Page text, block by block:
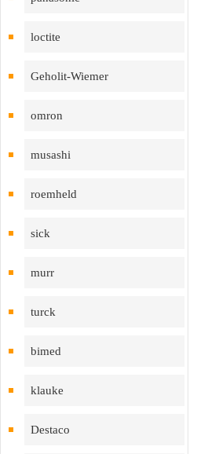
loctite
Geholit-Wiemer
omron
musashi
roemheld
sick
murr
turck
bimed
klauke
Destaco